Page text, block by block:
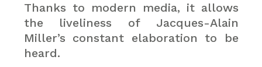
Thanks to modern media, it allows
the liveliness of Jacques-Alain
Miller’s constant elaboration to be
heard.